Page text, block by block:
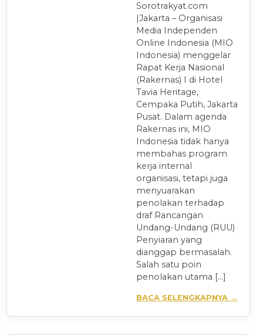
Sorotrakyat.com
|Jakarta – Organisasi
Media Independen
Online Indonesia (MIO
Indonesia) menggelar
Rapat Kerja Nasional
(Rakernas) I di Hotel
Tavia Heritage,
Cempaka Putih, Jakarta
Pusat. Dalam agenda
Rakernas ini, MIO
Indonesia tidak hanya
membahas program
kerja internal
organisasi, tetapi juga
menyuarakan
penolakan terhadap
draf Rancangan
Undang-Undang (RUU)
Penyiaran yang
dianggap bermasalah.
Salah satu poin
penolakan utama […]
BACA SELENGKAPNYA →